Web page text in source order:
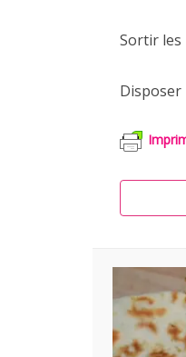
Sortir les
Disposer